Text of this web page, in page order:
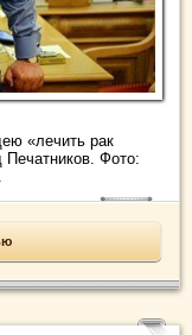
«лечить рак
Печатников. Фото: